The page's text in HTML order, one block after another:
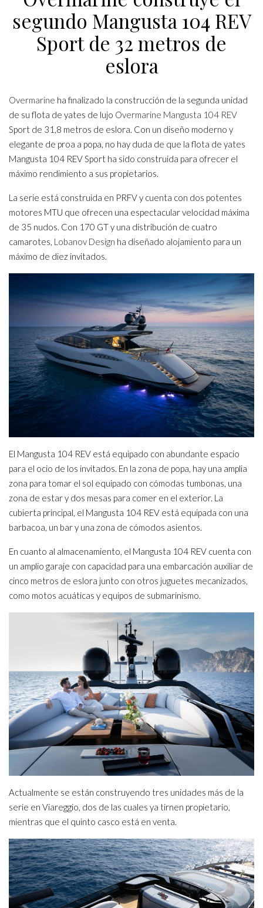
segundo Mangusta 104 REV
Sport de 32 metros de
eslora
Overmarine ha finalizado la construcción de la segunda unidad
de su flota de yates de lujo Overmarine Mangusta 104 REV
Sport de 31,8 metros de eslora. Con un diseño moderno y
elegante de proa a popa, no hay duda de que la flota de yates
Mangusta 104 REV Sport ha sido construida para ofrecer el
máximo rendimiento a sus propietarios.
La serie está construida en PRFV y cuenta con dos potentes
motores MTU que ofrecen una espectacular velocidad máxima
de 35 nudos. Con 170 GT y una distribución de cuatro
camarotes, Lobanov Design ha diseñado alojamiento para un
máximo de diez invitados.
El Mangusta 104 REV está equipado con abundante espacio
para el ocio de los invitados. En la zona de popa, hay una amplia
zona para tomar el sol equipado con cómodas tumbonas, una
zona de estar y dos mesas para comer en el exterior. La
cubierta principal, el Mangusta 104 REV está equipada con una
barbacoa, un bar y una zona de cómodos asientos.
En cuanto al almacenamiento, el Mangusta 104 REV cuenta con
un amplio garaje con capacidad para una embarcación auxiliar de
cinco metros de eslora junto con otros juguetes mecanizados,
como motos acuáticas y equipos de submarinismo.
Actualmente se están construyendo tres unidades más de la
serie en Viareggio, dos de las cuales ya tirnen propietario,
mientras que el quinto casco está en venta.